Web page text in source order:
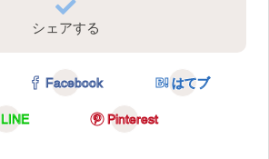
シェアする
Facebook はてブ
LINE Pinterest